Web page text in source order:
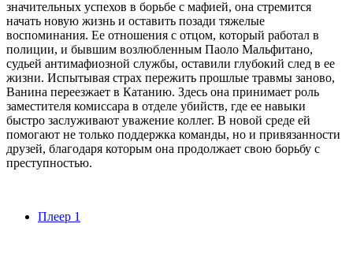
значительных успехов в борьбе с мафией, она стремится
начать новую жизнь и оставить позади тяжелые
воспоминания. Ее отношения с отцом, который работал в
полиции, и бывшим возлюбленным Паоло Мальфитано,
судьей антимафиозной службы, оставили глубокий след в ее
жизни. Испытывая страх пережить прошлые травмы заново,
Ванина переезжает в Катанию. Здесь она принимает роль
заместителя комиссара в отделе убийств, где ее навыки
быстро заслуживают уважение коллег. В новой среде ей
помогают не только поддержка команды, но и привязанности
друзей, благодаря которым она продолжает свою борьбу с
преступностью.
Плеер 1